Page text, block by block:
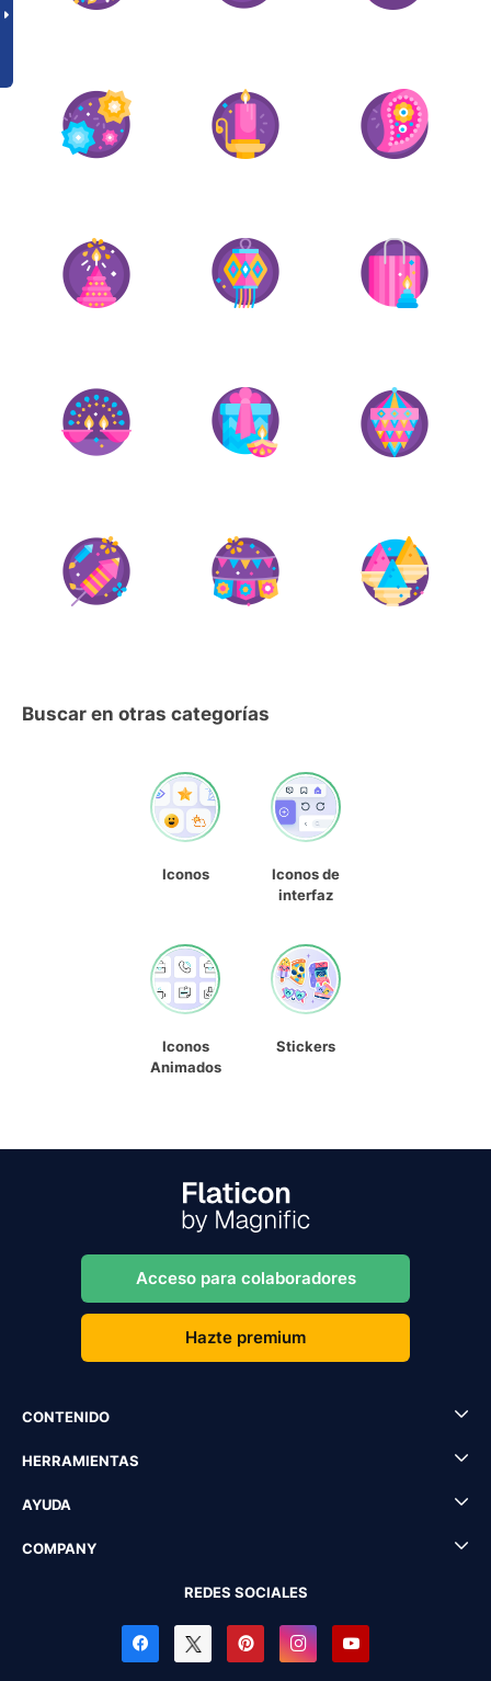
Buscar en otras categorías
Iconos
Iconos de
interfaz
Iconos
Animados
Stickers
Acceso para colaboradores
Hazte premium
CONTENIDO
HERRAMIENTAS
AYUDA
COMPANY
REDES SOCIALES